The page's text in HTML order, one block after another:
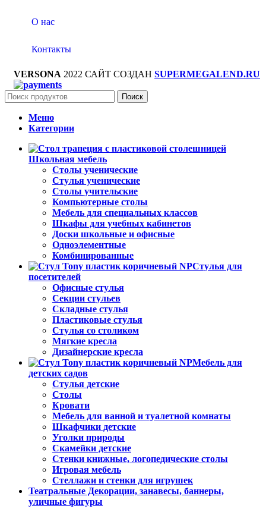
О нас
Контакты
VERSONA 2022 САЙТ СОЗДАН SUPERMEGALEND.RU
Поиск
Меню
Категории
Школьная мебель
Столы ученические
Стулья ученические
Столы учительские
Компьютерные столы
Мебель для специальных классов
Шкафы для учебных кабинетов
Доски школьные и офисные
Одноэлементные
Комбинированные
Стулья для
посетителей
Офисные стулья
Секции стульев
Складные стулья
Пластиковые стулья
Стулья со столиком
Мягкие кресла
Дизайнерские кресла
Мебель для
детских садов
Стулья детские
Столы
Кровати
Мебель для ванной и туалетной комнаты
Шкафчики детские
Уголки природы
Скамейки детские
Стенки книжные, логопедические столы
Игровая мебель
Стеллажи и стенки для игрушек
Театральные Декорации, занавесы, баннеры,
уличные фигуры